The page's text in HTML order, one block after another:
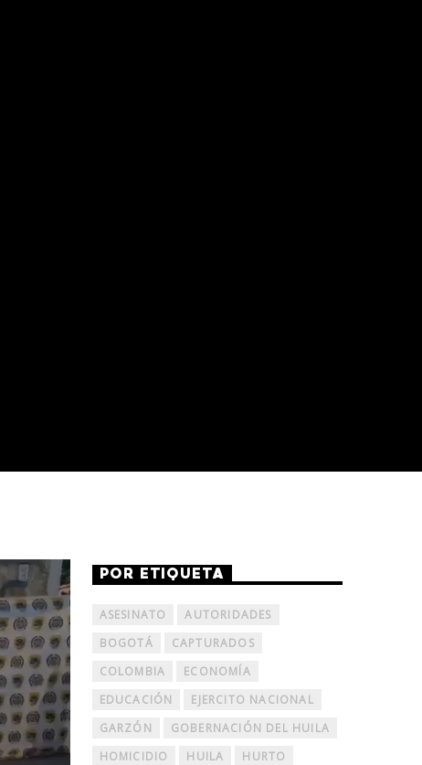
POR ETIQUETA
ASESINATO
AUTORIDADES
BOGOTÁ
CAPTURADOS
COLOMBIA
ECONOMÍA
EDUCACIÓN
EJERCITO NACIONAL
GARZÓN
GOBERNACIÓN DEL HUILA
HOMICIDIO
HUILA
HURTO